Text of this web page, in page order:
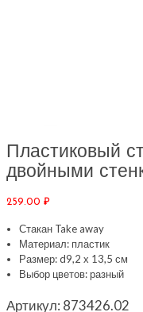
Пластиковый
двойными
259.00 ₽
Стакан Take away
Материал: пластик
Размер: d9,2 х 13,5 см
Выбор цветов: разный
Артикул: 873426.02